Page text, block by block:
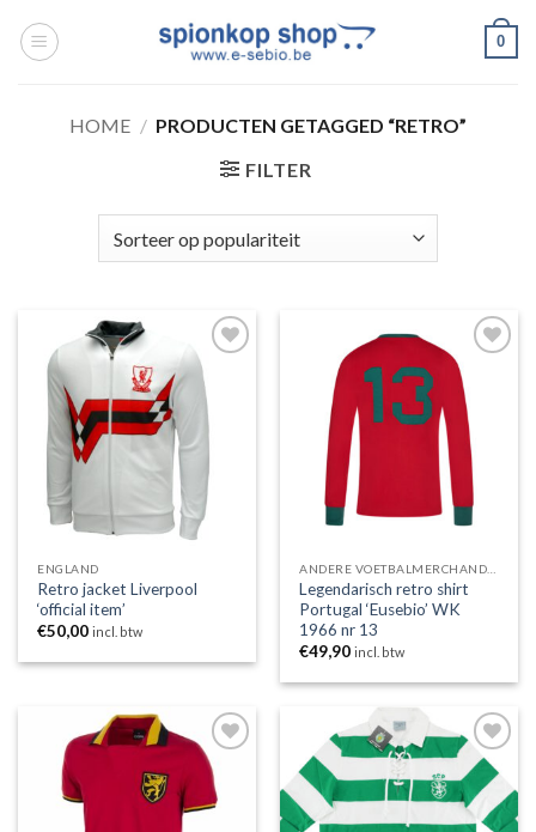
naar
0
HOME / PRODUCTEN GETAGGED “RETRO”
FILTER
Toevoegen
aan
wenslijst
ENGLAND
Retro jacket Liverpool
‘official item’
€50,00 incl. btw
Toevoegen
aan
wenslijst
Legendarisch retro shirt
Portugal ‘Eusebio’ WK
1966 nr 13
€49,90 incl. btw
Toevoegen
aan
wenslijst
Toevoegen
aan
wenslijst